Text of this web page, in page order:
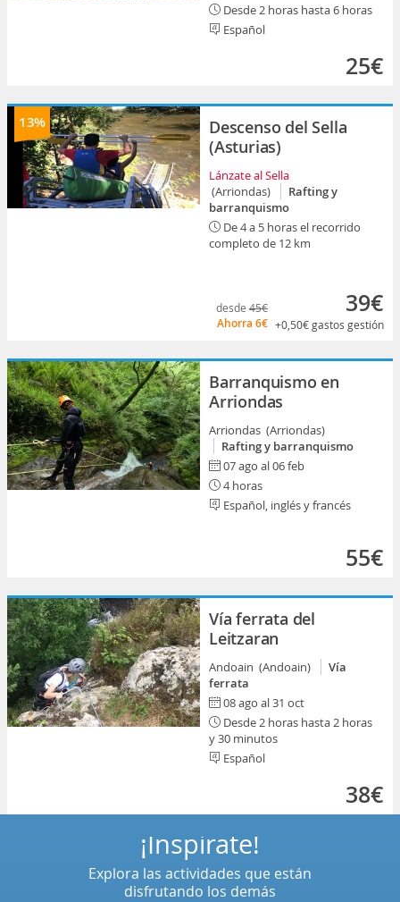
Desde 2 horas hasta 6 horas
Español
25€
13%
Descenso del Sella
(Asturias)
Lánzate al Sella
(Arriondas)
Rafting y
barranquismo
De 4 a 5 horas el recorrido
completo de 12 km
desde 45€
Ahorra 6€
39€
+0,50€gastos gestión
Barranquismo en
Arriondas
Arriondas (Arriondas)
Rafting y barranquismo
07 ago al 06 feb
4 horas
Español, inglés y francés
55€
Vía ferrata del
Leitzaran
Andoain (Andoain)
Vía
ferrata
08 ago al 31 oct
Desde 2 horas hasta 2 horas
y 30 minutos
Español
38€
¡Inspírate!
Explora las actividades que están
disfrutando los demás